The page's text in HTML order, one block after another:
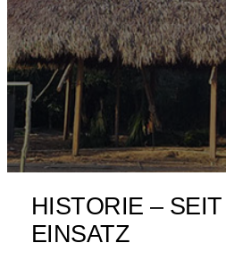
HISTORIE –
EINSATZ